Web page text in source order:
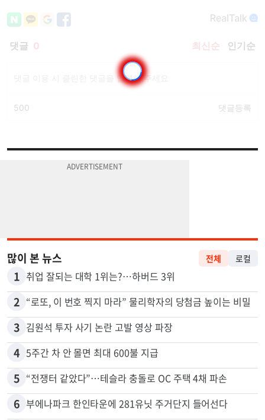
많이 본 뉴스 전체 로컬
1 취업 잘되는 대학 1위는?…하버드 3위
2 “로또, 이 번호 찍지 마라” 물리학자의 당첨금 높이는 비밀
3 김원석 투자 사기 논란 고발 영상 파장
4 5주간 차 안 몰면 최대 600불 지급
5 “전쟁터 같았다”…테슬라 충돌로 OC 주택 4채 파손
6 부에나파크 한인타운에 281유닛 주거단지 들어선다